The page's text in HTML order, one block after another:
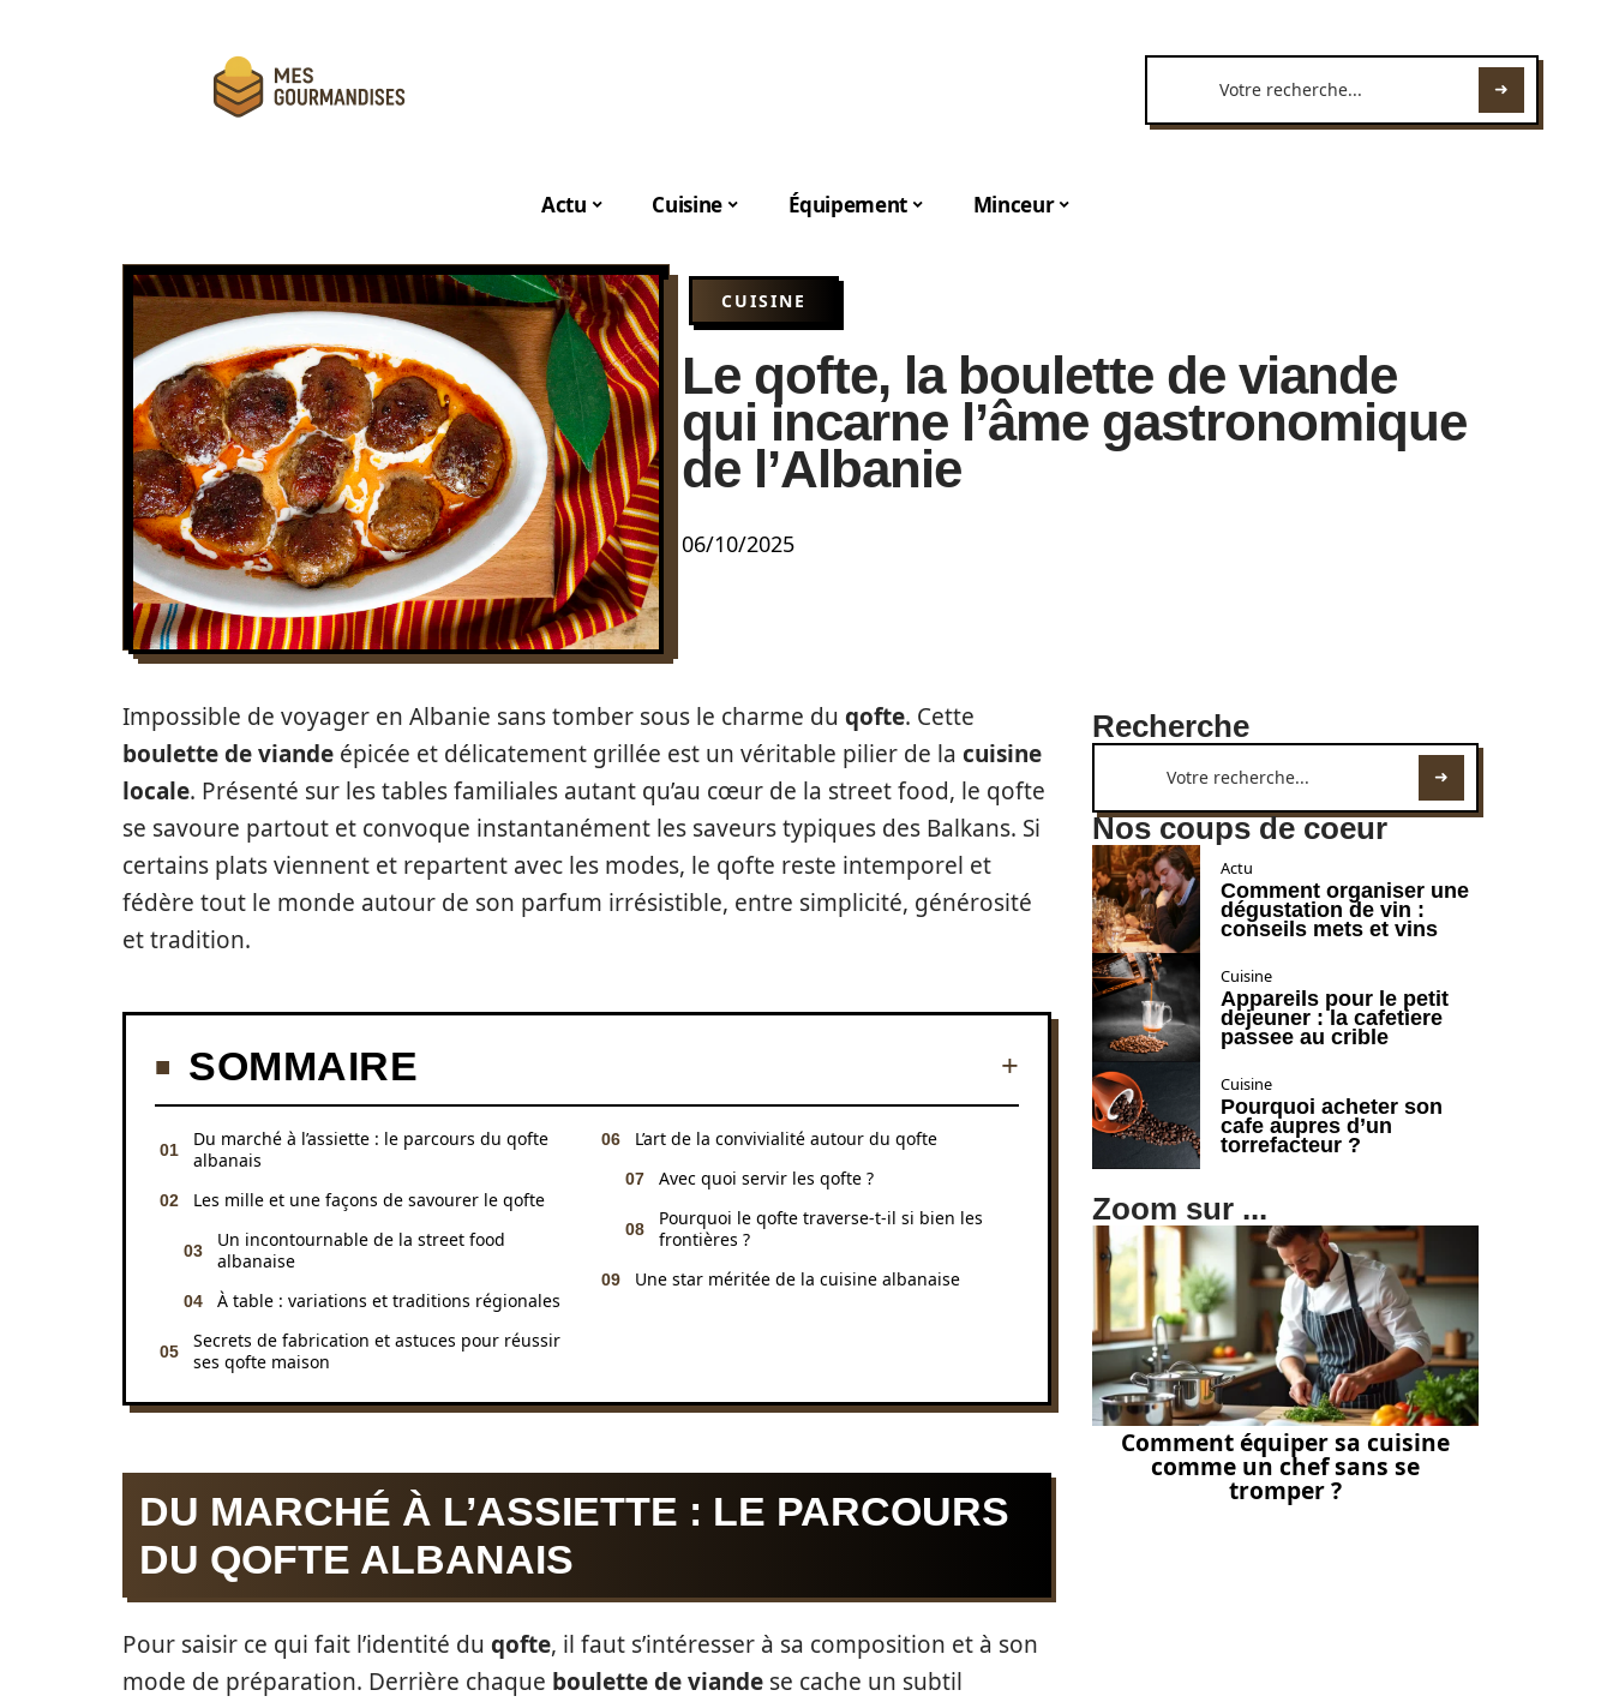
Actu Cuisine Équipement Minceur
CUISINE
Le qofte, la boulette de viande
qui incarne l’âme gastronomique
de l’Albanie
06/10/2025
Impossible de voyager en Albanie sans tomber sous le charme du qofte. Cette
boulette de viande épicée et délicatement grillée est un véritable pilier de la cuisine
locale. Présenté sur les tables familiales autant qu’au cœur de la street food, le qofte
se savoure partout et convoque instantanément les saveurs typiques des Balkans. Si
certains plats viennent et repartent avec les modes, le qofte reste intemporel et
fédère tout le monde autour de son parfum irrésistible, entre simplicité, générosité
et tradition.
SOMMAIRE
Du marché à l’assiette : le parcours du qofte
albanais
Les mille et une façons de savourer le qofte
Un incontournable de la street food
albanaise
À table : variations et traditions régionales
Secrets de fabrication et astuces pour réussir
ses qofte maison
L’art de la convivialité autour du qofte
Avec quoi servir les qofte ?
Pourquoi le qofte traverse-t-il si bien les
frontières ?
Une star méritée de la cuisine albanaise
DU MARCHÉ À L’ASSIETTE : LE PARCOURS
DU QOFTE ALBANAIS
Pour saisir ce qui fait l’identité du qofte, il faut s’intéresser à sa composition et à son
mode de préparation. Derrière chaque boulette de viande se cache un subtil
Recherche
Nos coups de coeur
Actu
Comment organiser une
dégustation de vin :
conseils mets et vins
Cuisine
Appareils pour le petit
dejeuner : la cafetiere
passee au crible
Cuisine
Pourquoi acheter son
cafe aupres d’un
torrefacteur ?
Zoom sur ...
Comment équiper sa cuisine
comme un chef sans se
tromper ?